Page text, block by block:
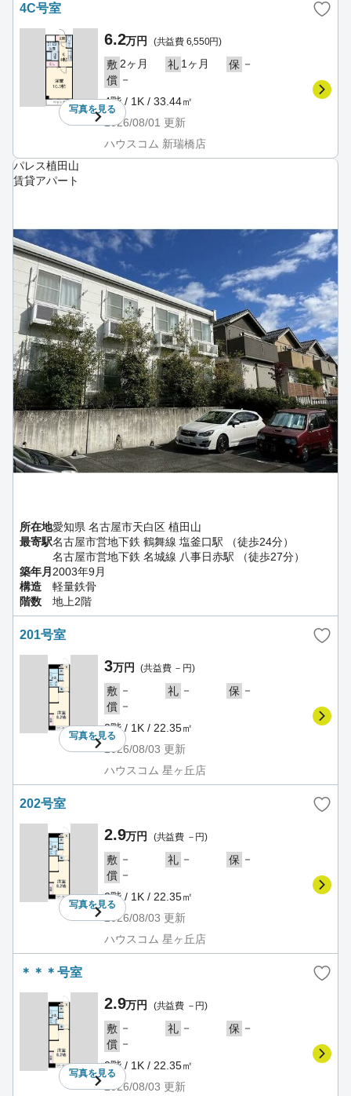
4C号室
写真を見る
6.2万円 (共益費 6,550円)
敷 2ヶ月 礼 1ヶ月 保 －
償 －
4階 / 1K / 33.44㎡
2026/08/01 更新
ハウスコム 新瑞橋店
パレス植田山
賃貸アパート
所在地愛知県 名古屋市天白区 植田山
最寄駅名古屋市営地下鉄 鶴舞線 塩釜口駅 （徒歩24分）
名古屋市営地下鉄 名城線 八事日赤駅 （徒歩27分）
築年月 2003年9月
構造
軽量鉄骨
階数
地上2階
201号室
写真を見る
3万円 (共益費 －円)
敷 － 礼 － 保 －
償 －
2階 / 1K / 22.35㎡
2026/08/03 更新
ハウスコム 星ヶ丘店
202号室
写真を見る
2.9万円 (共益費 －円)
敷 － 礼 － 保 －
償 －
2階 / 1K / 22.35㎡
2026/08/03 更新
ハウスコム 星ヶ丘店
＊＊＊号室
写真を見る
2.9万円 (共益費 －円)
敷 － 礼 － 保 －
償 －
2階 / 1K / 22.35㎡
2026/08/03 更新